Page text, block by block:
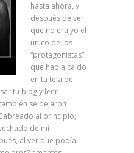
hasta ahora, y
después de ver
que no era yo el
único de los
“protagonistas”
que había caído
en tu tela de
tu blog y leer
se dejaron
al principio,
de mi
al ver que podía